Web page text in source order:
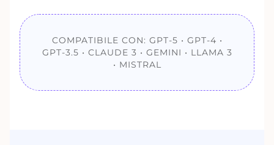
COMPATIBILE CON: GPT-5 • GPT-4 •
GPT-3.5 • CLAUDE 3 • GEMINI • LLAMA 3
• MISTRAL